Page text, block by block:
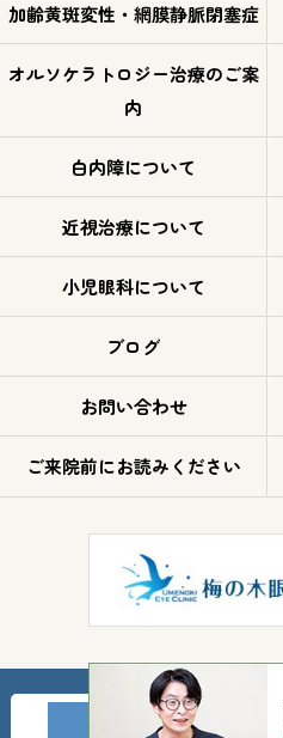
加齢黄斑変性・網膜静脈閉塞症
オルソケラトロジー治療のご案
内
白内障について
近視治療について
小児眼科について
ブログ
お問い合わせ
ご来院前にお読みください